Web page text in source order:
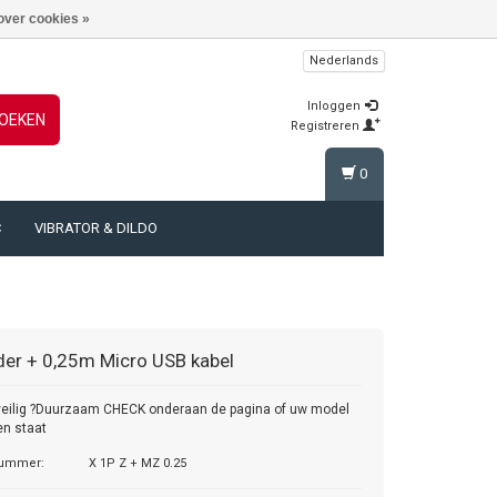
Nederlands
Inloggen
Registreren
VIBRATOR & DILDO
0
+ 0,25m Micro USB kabel
?Duurzaam CHECK onderaan de pagina of uw model
staat
X 1P Z + MZ 0.25
cookies »